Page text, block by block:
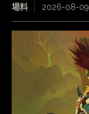
場料 2026-08-09